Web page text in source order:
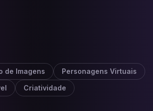
de Imagens
Personagens Virtuais
Criatividade